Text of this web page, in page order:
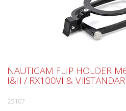
NAUTICAM FLIP HOLDER
I&II / RX100VI &
25107